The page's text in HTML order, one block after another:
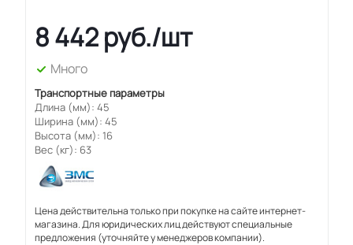
8 442руб./шт
Много
Транспортные параметры
Длина (мм): 45
Ширина (мм): 45
Высота (мм): 16
Вес (кг): 63
Цена действительна только при покупке на сайте интернет-
магазина. Для юридических лиц действуют специальные
предложения (уточняйте у менеджеров компании).